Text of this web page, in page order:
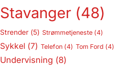
Stavanger(48)
Strender(5) Strømmetjeneste(4)
Sykkel (7) Telefon(4) Tom Ford (4)
Undervisning (8)